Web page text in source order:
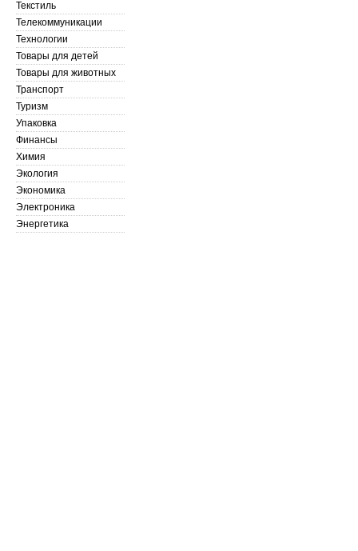
Текстиль
Телекоммуникации
Технологии
Товары для детей
Товары для животных
Транспорт
Туризм
Упаковка
Финансы
Химия
Экология
Экономика
Электроника
Энергетика